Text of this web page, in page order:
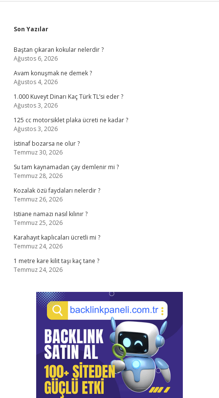
Sidebar
Son Yazılar
Baştan çıkaran kokular nelerdir ?
Ağustos 6, 2026
Avam konuşmak ne demek ?
Ağustos 4, 2026
1.000 Kuveyt Dinarı Kaç Türk TL’si eder ?
Ağustos 3, 2026
125 cc motorsiklet plaka ücreti ne kadar ?
Ağustos 3, 2026
İstinaf bozarsa ne olur ?
Temmuz 30, 2026
Su tam kaynamadan çay demlenir mi ?
Temmuz 28, 2026
Kozalak özü faydaları nelerdir ?
Temmuz 26, 2026
Istiane namazı nasıl kılınır ?
Temmuz 25, 2026
Karahayıt kaplıcaları ücretli mi ?
Temmuz 24, 2026
1 metre kare kilit taşı kaç tane ?
Temmuz 24, 2026